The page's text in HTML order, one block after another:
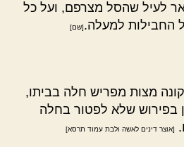
לעיל שהסל מצרפם, ועל כל
החבילות למעלה.[שם]
מצות מפריש חלה בביתו,
בפירוש שלא לפטור בחלה
[אוצר דינים לאשה ולבת עמוד תרסא]